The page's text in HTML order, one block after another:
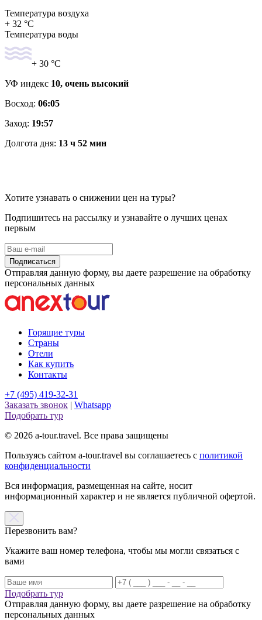
Температура воздуха
+ 32 °C
Температура воды
+ 30 °C
УФ индекс 10, очень высокий
Восход: 06:05
Заход: 19:57
Долгота дня: 13 ч 52 мин
Хотите узнавать о снижении цен на туры?
Подпишитесь на рассылку и узнавайте о лучших ценах
первым
Подписаться
Отправляя данную форму, вы даете разрешение на обработку
персональных данных
Горящие туры
Страны
Отели
Как купить
Контакты
+7 (495) 419-32-31
Заказать звонок | Whatsapp
Подобрать тур
© 2026 a-tour.travel. Все права защищены
Пользуясь сайтом a-tour.travel вы соглашаетесь с политикой
конфиденциальности
Вся информация, размещенная на сайте, носит
информационный характер и не является публичной офертой.
Перезвонить вам?
Укажите ваш номер телефона, чтобы мы могли связаться с
вами
Подобрать тур
Отправляя данную форму, вы даете разрешение на обработку
персональных данных